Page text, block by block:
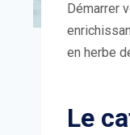
Démarrer
en herbe
Le